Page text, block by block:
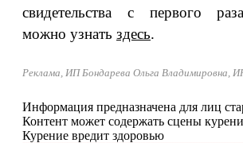
свидетельства с первого
можно узнать здесь.
Реклама, ИП Бондарева Ольга Владимировна,
Информация предназначена для лиц
Контент может содержать сцены
Курение вредит здоровью